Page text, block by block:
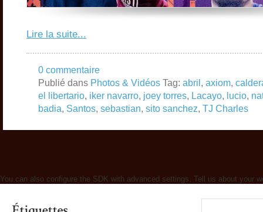
Lire la suite...
0 commentaire
Publié dans Photos & Vidéos Tag: abril , axiom,
el libertario, iker navarro, joey torres, Lacayo, lucio,
badia, Santos, sebastian, sito sanchez, TJ Charles
You can also configure the SDK with advanced settings. Tell us about your